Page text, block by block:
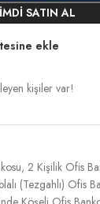
SATIN AL
ekle
kişiler var!
, 2 Kişilik Ofis
(Tezgahlı) Ofis